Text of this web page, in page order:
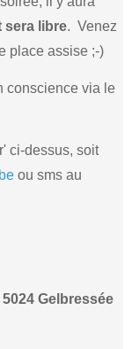
sera libre. Venez
place assise ;-)
conscience via le
ci-dessus, soit
ou sms au
Gelbressée